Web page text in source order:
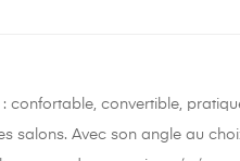
convertible,
salons. Avec son angle au